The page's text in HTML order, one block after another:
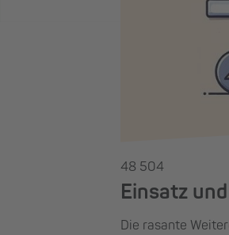
48 504
Einsatz
Die rasante